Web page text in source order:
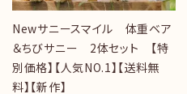
Newサニースマイル 体重ベア
＆ちびサニー 2体セット 【特
別価格】【人気NO.1】【送料無
料】【新作】